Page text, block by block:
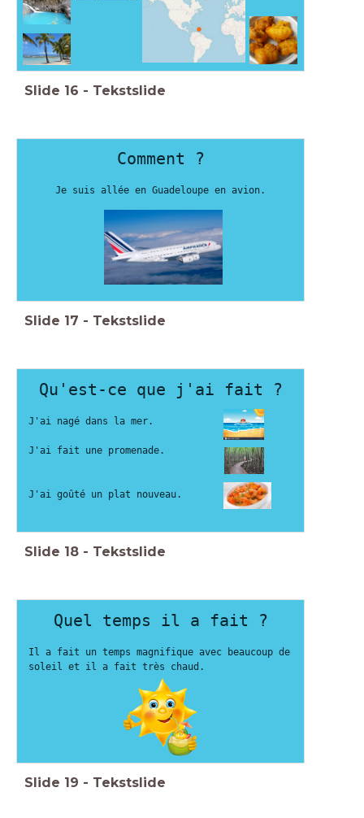
Slide 16 - Tekstslide
Comment ?
Je suis allée en Guadeloupe en avion.
Slide 17 - Tekstslide
Qu'est-ce que j'ai fait ?
J'ai nagé dans la mer.
J'ai fait une promenade.
J'ai goûté un plat nouveau.
Slide 18 - Tekstslide
Quel temps il a fait ?
Il a fait un temps magnifique avec beaucoup de
soleil et il a fait très chaud.
Slide 19 - Tekstslide